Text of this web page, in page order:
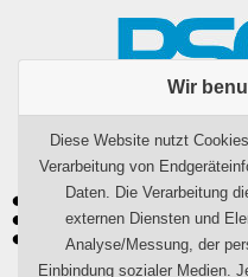
Wir
Diese Website nutzt
Verarbeitung von
Daten. Die Verarbeitung
externen Diensten und
Analyse/Messung, der
Einbindung sozialer Medien.